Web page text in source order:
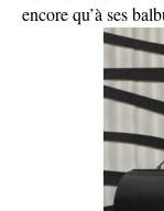
encore qu’à ses